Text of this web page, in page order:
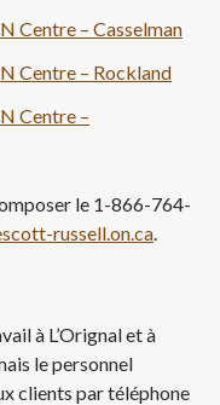
Centre – Casselman
Centre – Rockland
Centre –
le 1-866-764-
russell.on.ca.
à L’Orignal et à
le personnel
clients par téléphone